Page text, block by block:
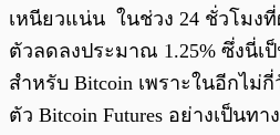
เหนียวแน่น ในช่วง 24 ชั่วโมง
ตัวลดลงประมาณ 1.25% ซึ่งนี่เ
สำหรับ Bitcoin เพราะในอีกไม่
ตัว Bitcoin Futures อย่างเป็นท